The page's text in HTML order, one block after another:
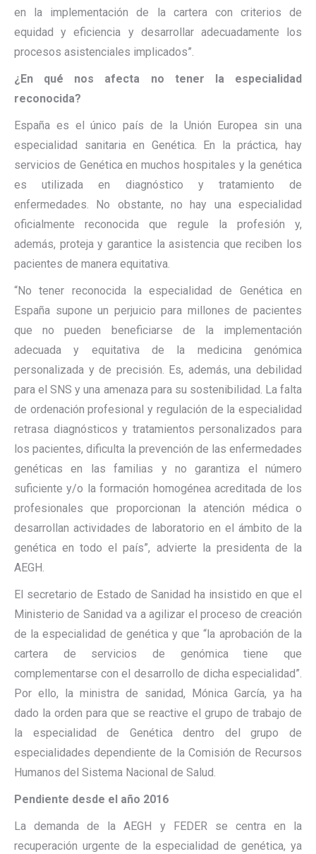
en la implementación de la cartera con criterios de
equidad y eficiencia y desarrollar adecuadamente los
procesos asistenciales implicados”.
¿En qué nos afecta no tener la especialidad
reconocida?
España es el único país de la Unión Europea sin una
especialidad sanitaria en Genética. En la práctica, hay
servicios de Genética en muchos hospitales y la genética
es utilizada en diagnóstico y tratamiento de
enfermedades. No obstante, no hay una especialidad
oficialmente reconocida que regule la profesión y,
además, proteja y garantice la asistencia que reciben los
pacientes de manera equitativa.
“No tener reconocida la especialidad de Genética en
España supone un perjuicio para millones de pacientes
que no pueden beneficiarse de la implementación
adecuada y equitativa de la medicina genómica
personalizada y de precisión. Es, además, una debilidad
para el SNS y una amenaza para su sostenibilidad. La falta
de ordenación profesional y regulación de la especialidad
retrasa diagnósticos y tratamientos personalizados para
los pacientes, dificulta la prevención de las enfermedades
genéticas en las familias y no garantiza el número
suficiente y/o la formación homogénea acreditada de los
profesionales que proporcionan la atención médica o
desarrollan actividades de laboratorio en el ámbito de la
genética en todo el país”, advierte la presidenta de la
AEGH.
El secretario de Estado de Sanidad ha insistido en que el
Ministerio de Sanidad va a agilizar el proceso de creación
de la especialidad de genética y que “la aprobación de la
cartera de servicios de genómica tiene que
complementarse con el desarrollo de dicha especialidad”.
Por ello, la ministra de sanidad, Mónica García, ya ha
dado la orden para que se reactive el grupo de trabajo de
la especialidad de Genética dentro del grupo de
especialidades dependiente de la Comisión de Recursos
Humanos del Sistema Nacional de Salud.
Pendiente desde el año 2016
La demanda de la AEGH y FEDER se centra en la
recuperación urgente de la especialidad de genética, ya